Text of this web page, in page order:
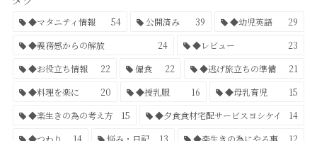
◆マタニティ情報 54 公開済み 39 ◆幼児英語
29
◆義務感からの解放
24 ◆レビュー
23
◆お役立ち情報
22 偏食 22 ◆逃げ旅立ちの準備
21
◆料理を楽に
20 ◆授乳服 16 ◆母乳育児
15
◆楽生きの為の考え方
15 ◆夕食食材宅配サービスヨシケイ
14
◆つわり
14 悩み・日記 13 ◆楽生きの為にやる事
12